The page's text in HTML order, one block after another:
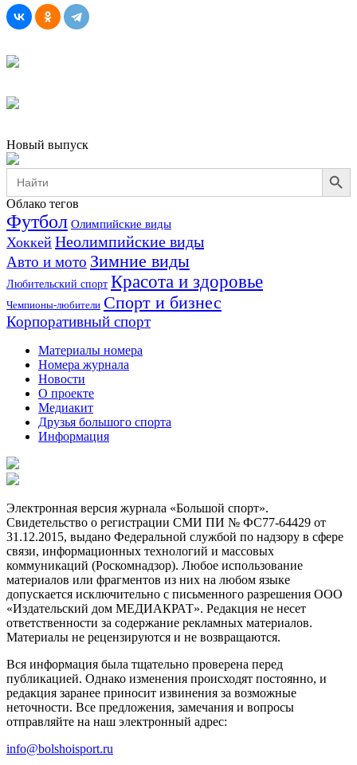
Новый выпуск
Search
for:
Search Button
Облако тегов
Футбол Олимпийские виды
Хоккей Неолимпийские виды
Авто и мото Зимние виды
Любительский спорт Красота и здоровье
Чемпионы-любители Спорт и бизнес
Корпоративный спорт
Материалы номера
Номера журнала
Новости
О проекте
Медиакит
Друзья большого спорта
Информация
Электронная версия журнала «Большой спорт».
Свидетельство о регистрации СМИ ПИ № ФС77-64429 от
31.12.2015, выдано Федеральной службой по надзору в сфере
связи, информационных технологий и массовых
коммуникаций (Роскомнадзор). Любое использование
материалов или фрагментов из них на любом языке
допускается исключительно с письменного разрешения ООО
«Издательский дом МЕДИАКРАТ». Редакция не несет
ответственности за содержание рекламных материалов.
Материалы не рецензируются и не возвращаются.
Вся информация была тщательно проверена перед
публикацией. Однако изменения происходят постоянно, и
редакция заранее приносит извинения за возможные
неточности. Все предложения, замечания и вопросы
отправляйте на наш электронный адрес:
info@bolshoisport.ru